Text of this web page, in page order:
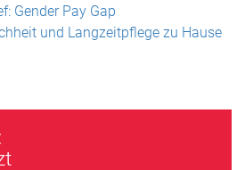
Gender Pay Gap
und Langzeitpflege zu Hause